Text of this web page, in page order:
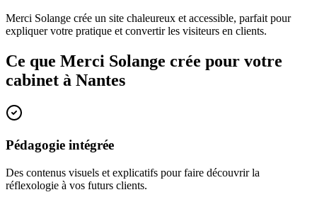
Merci Solange crée un site chaleureux et accessible, parfait pour
expliquer votre pratique et convertir les visiteurs en clients.
Ce que Merci Solange crée pour votre
cabinet à Nantes
Pédagogie intégrée
Des contenus visuels et explicatifs pour faire découvrir la
réflexologie à vos futurs clients.